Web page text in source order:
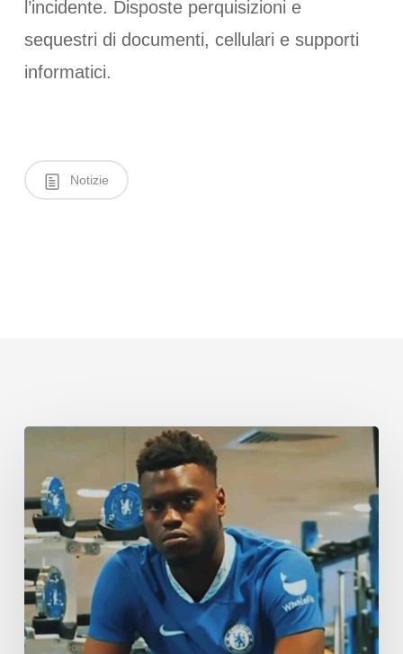
l’incidente. Disposte perquisizioni e
sequestri di documenti, cellulari e supporti
informatici.
Notizie